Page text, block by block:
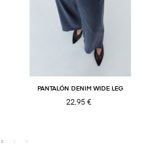
PANTALÓN DENIM WIDE LEG
22,95 €